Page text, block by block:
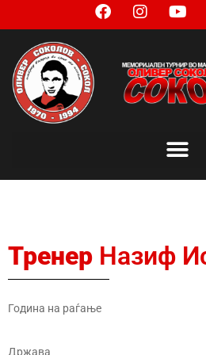
Тренер Назиф
Година на раѓање
Држава